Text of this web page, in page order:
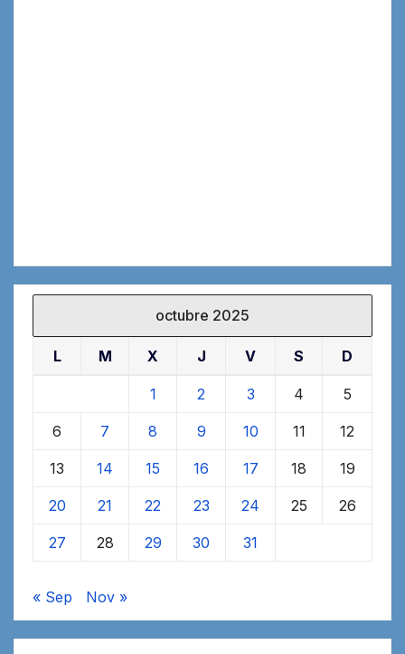
octubre 2025
L M X J V S D
1 2 3 4 5
6 7 8 9 10 11 12
13 14 15 16 17 18 19
20 21 22 23 24 25 26
27 28 29 30 31
« Sep Nov »